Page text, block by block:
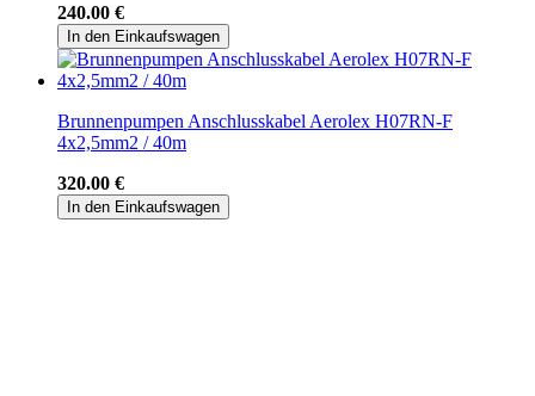
240.00 €
In den Einkaufswagen
Brunnenpumpen Anschlusskabel Aerolex H07RN-F
4x2,5mm2 / 40m
320.00 €
In den Einkaufswagen